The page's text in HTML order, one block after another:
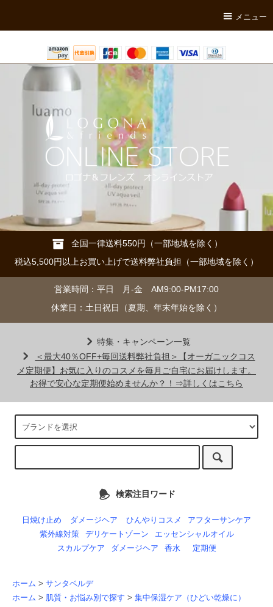
メニュー
全国一律送料550円（一部地域を除く）
税込5,500円以上お買い上げで送料弊社負担（一部地域を除く）
営業時間：平日 月-金 AM9:00-PM17:00
休業日：土日祝日（夏期、年末年始を除く）
特集・キャンペーン一覧
＜最大40％OFF+毎回送料弊社負担＞【オーガニックコス
メ定期便】お気に入りのコスメを毎月ご自宅にお届けします。
お得で安心な定期便始めませんか？！⇒詳しくはこちら
検索注目ワード
日焼け止め ダメージヘア ひんやりコスメ
アフターサンケア
紫外線対策
デリケートゾーン
エッセンシャルオイル
スカルプケア
ダメージヘア 香水 定期便
ホーム > サンタベルデ
ホーム > 肌質・お悩み別で探す > 集中保湿ケア（ひどい乾燥に）